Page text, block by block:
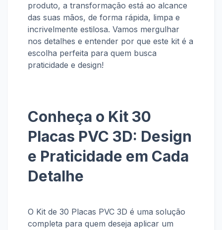
produto, a transformação está ao alcance
das suas mãos, de forma rápida, limpa e
incrivelmente estilosa. Vamos mergulhar
nos detalhes e entender por que este kit é a
escolha perfeita para quem busca
praticidade e design!
Conheça o Kit 30
Placas PVC 3D: Design
e Praticidade em Cada
Detalhe
O Kit de 30 Placas PVC 3D é uma solução
completa para quem deseja aplicar um